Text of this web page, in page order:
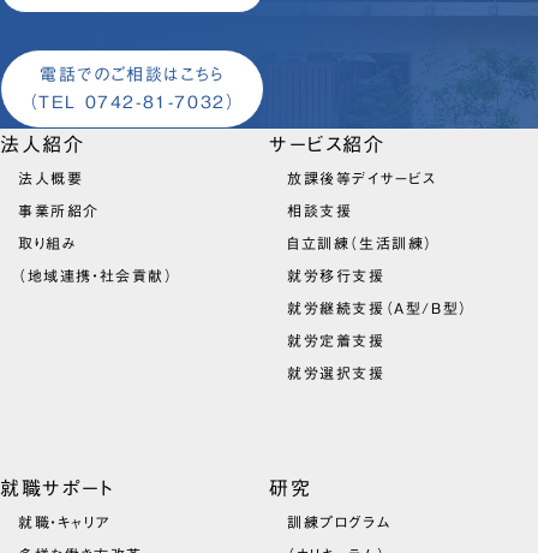
電話でのご相談はこちら
（TEL 0742-81-7032）
法人紹介
法人概要
事業所紹介
取り組み
（地域連携・社会貢献）
サービス紹介
放課後等デイサービス
相談支援
自立訓練（生活訓練）
就労移行支援
就労継続支援（A型/B型）
就労定着支援
就労選択支援
就職サポート
就職・キャリア
研究
訓練プログラム